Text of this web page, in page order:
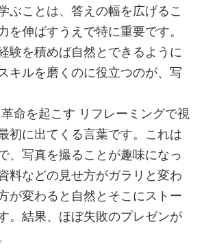
ぶことは、答えの幅を広げるこ
を伸ばすうえで特に重要です。
験を積めば自然とできるように
キルを磨くのに役立つのが、写
命を起こす リフレーミングで視
初に出てくる言葉です。これは
、写真を撮ることが趣味になっ
料などの見せ方がガラリと変わ
が変わると自然とそこにストー
。結果、ほぼ失敗のプレゼンが